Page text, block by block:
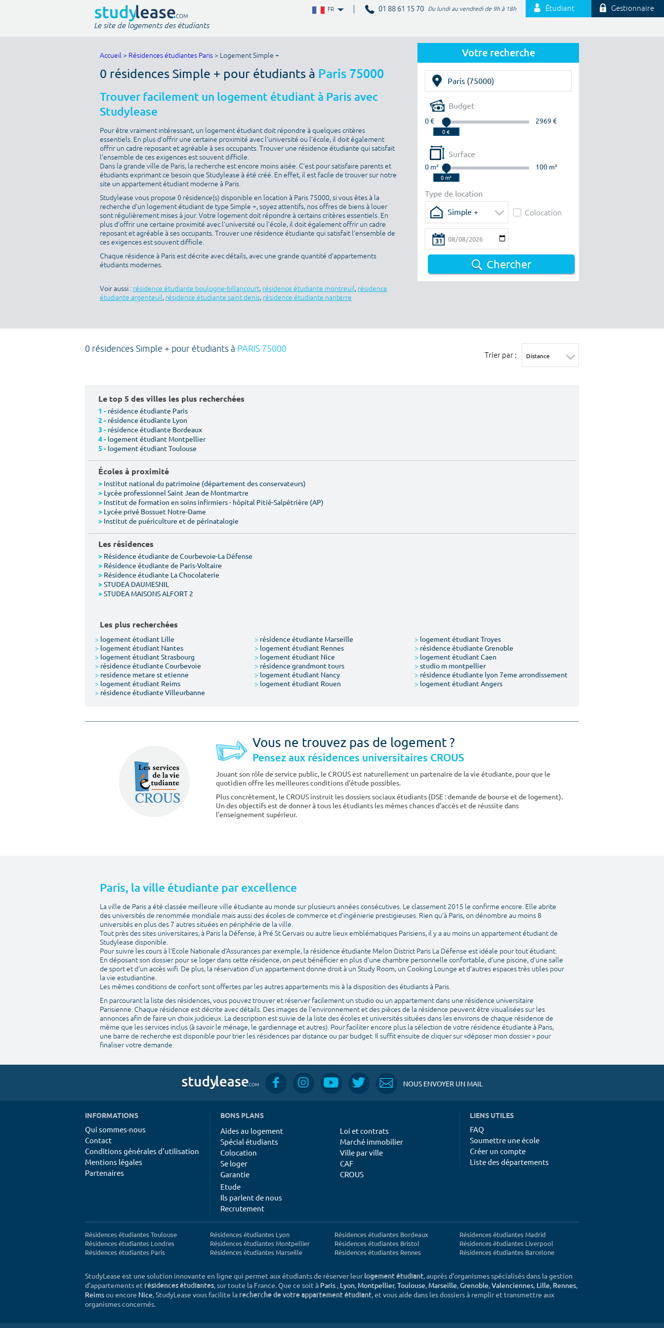
FR 01 88 61 15 70 Du lundi au vendredi de 9h à 18h Étudiant Gestionnaire
Le site de logements des étudiants
Votre recherche
Budget
0 € 2969 €
Surface
0 m² 100 m²
Type de location
Simple +
Colocation
Chercher
Accueil > Résidences étudiantes Paris > Logement Simple +
0 résidences Simple + pour étudiants à Paris 75000
Trouver facilement un logement étudiant à Paris avec
Studylease
Pour être vraiment intéressant, un logement étudiant doit répondre à quelques critères
essentiels. En plus d’offrir une certaine proximité avec l’université ou l’école, il doit également
offrir un cadre reposant et agréable à ses occupants. Trouver une résidence étudiante qui satisfait
l’ensemble de ces exigences est souvent difficile.
Dans la grande ville de Paris, la recherche est encore moins aisée. C’est pour satisfaire parents et
étudiants exprimant ce besoin que Studylease à été créé. En effet, il est facile de trouver sur notre
site un appartement étudiant moderne à Paris.
Studylease vous propose 0 résidence(s) disponible en location à Paris 75000, si vous êtes à la
recherche d’un logement étudiant de type Simple +, soyez attentifs, nos offres de biens à louer
sont régulièrement mises à jour. Votre logement doit répondre à certains critères essentiels. En
plus d’offrir une certaine proximité avec l’université ou l’école, il doit également offrir un cadre
reposant et agréable à ses occupants. Trouver une résidence étudiante qui satisfait l’ensemble de
ces exigences est souvent difficile.
Chaque résidence à Paris est décrite avec détails, avec une grande quantité d’appartements
étudiants modernes.
Voir aussi : résidence étudiante boulogne-billancourt, résidence étudiante montreuil, résidence
étudiante argenteuil, résidence étudiante saint denis, résidence étudiante nanterre
0 résidences Simple + pour étudiants à PARIS 75000
Trier par :
Le top 5 des villes les plus recherchées
1 - résidence étudiante Paris
2 - résidence étudiante Lyon
3 - résidence étudiante Bordeaux
4 - logement étudiant Montpellier
5 - logement étudiant Toulouse
Écoles à proximité
> Institut national du patrimoine (département des conservateurs)
> Lycée professionnel Saint Jean de Montmartre
> Institut de formation en soins infirmiers - hôpital Pitié-Salpêtrière (AP)
> Lycée privé Bossuet Notre-Dame
> Institut de puériculture et de périnatalogie
Les résidences
> Résidence étudiante de Courbevoie-La Défense
> Résidence étudiante de Paris-Voltaire
> Résidence étudiante La Chocolaterie
>STUDEA DAUMESNIL
>STUDEA MAISONS ALFORT 2
Les plus recherchées
> logement étudiant Lille > résidence étudiante Marseille > logement étudiant Troyes
> logement étudiant Nantes > logement étudiant Rennes > résidence étudiante Grenoble
> logement étudiant Strasbourg > logement étudiant Nice > logement étudiant Caen
> résidence étudiante Courbevoie > résidence grandmont tours > studio m montpellier
> residence metare st etienne > logement étudiant Nancy > résidence étudiante lyon 7eme arrondissement
> logement étudiant Reims > logement étudiant Rouen > logement étudiant Angers
> résidence étudiante Villeurbanne
Vous ne trouvez pas de logement ?
Pensez aux résidences universitaires CROUS
Jouant son rôle de service public, le CROUS est naturellement un partenaire de la vie étudiante, pour que le
quotidien offre les meilleures conditions d'étude possibles.
Plus concrètement, le CROUS instruit les dossiers sociaux étudiants (DSE : demande de bourse et de logement).
Un des objectifs est de donner à tous les étudiants les mêmes chances d'accès et de réussite dans
l'enseignement supérieur.
Paris, la ville étudiante par excellence
La ville de Paris a été classée meilleure ville étudiante au monde sur plusieurs années consécutives. Le classement 2015 le confirme encore. Elle abrite
des universités de renommée mondiale mais aussi des écoles de commerce et d’ingénierie prestigieuses. Rien qu’à Paris, on dénombre au moins 8
universités en plus des 7 autres situées en périphérie de la ville.
Tout près des sites universitaires, à Paris la Défense, à Pré St Gervais ou autre lieux emblématiques Parisiens, il y a au moins un appartement étudiant de
Studylease disponible.
Pour suivre les cours à l’Ecole Nationale d’Assurances par exemple, la résidence étudiante Melon District Paris La Défense est idéale pour tout étudiant.
En déposant son dossier pour se loger dans cette résidence, on peut bénéficier en plus d’une chambre personnelle confortable, d’une piscine, d’une salle
de sport et d’un accès wifi. De plus, la réservation d’un appartement donne droit à un Study Room, un Cooking Lounge et d’autres espaces très utiles pour
la vie estudiantine.
Les mêmes conditions de confort sont offertes par les autres appartements mis à la disposition des étudiants à Paris.
En parcourant la liste des résidences, vous pouvez trouver et réserver facilement un studio ou un appartement dans une résidence universitaire
Parisienne. Chaque résidence est décrite avec détails. Des images de l’environnement et des pièces de la résidence peuvent être visualisées sur les
annonces afin de faire un choix judicieux. La description est suivie de la liste des écoles et universités situées dans les environs de chaque résidence de
même que les services inclus (à savoir le ménage, le gardiennage et autres). Pour faciliter encore plus la sélection de votre résidence étudiante à Paris,
une barre de recherche est disponible pour trier les résidences par distance ou par budget. Il suffit ensuite de cliquer sur «déposer mon dossier » pour
finaliser votre demande.
NOUS ENVOYER UN MAIL
INFORMATIONS
Qui sommes-nous
Contact
Conditions générales d'utilisation
Mentions légales
Partenaires
BONS PLANS
Aides au logement
Spécial étudiants
Colocation
Se loger
Garantie
Loi et contrats
Marché immobilier
Ville par ville
CAF
CROUS
Etude
Ils parlent de nous
Recrutement
LIENS UTILES
FAQ
Soumettre une école
Créer un compte
Liste des départements
Résidences étudiantes Toulouse
Résidences étudiantes Londres
Résidences étudiantes Paris
Résidences étudiantes Lyon
Résidences étudiantes Montpellier
Résidences étudiantes Marseille
Résidences étudiantes Bordeaux
Résidences étudiantes Bristol
Résidences étudiantes Rennes
Résidences étudiantes Madrid
Résidences étudiantes Liverpool
Résidences étudiantes Barcelone
StudyLease est une solution innovante en ligne qui permet aux étudiants de réserver leurlogement étudiant, auprès d'organismes spécialisés dans la gestion
d'appartements et résidences étudiantes, sur toute la France. Que ce soit à Paris , Lyon, Montpellier,Toulouse, Marseille,Grenoble,Valenciennes, Lille, Rennes,
Reimsou encore Nice, StudyLease vous facilite la recherche de votre appartement étudiant, et vous aide dans les dossiers à remplir et transmettre aux
organismes concernés.